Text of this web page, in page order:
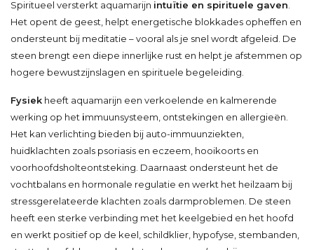
Spiritueel versterkt aquamarijn intuïtie en spirituele gaven
Het opent de geest, helpt energetische blokkades opheffen en
ondersteunt bij meditatie – vooral als je snel wordt afgeleid. De
steen brengt een diepe innerlijke rust en helpt je afstemmen op
hogere bewustzijnslagen en spirituele begeleiding.
Fysiek heeft aquamarijn een verkoelende en kalmerende
werking op het immuunsysteem, ontstekingen en allergieën.
Het kan verlichting bieden bij auto-immuunziekten,
huidklachten zoals psoriasis en eczeem, hooikoorts en
voorhoofdsholteontsteking. Daarnaast ondersteunt het de
vochtbalans en hormonale regulatie en werkt het heilzaam bij
stressgerelateerde klachten zoals darmproblemen. De steen
heeft een sterke verbinding met het keelgebied en het hoofd
en werkt positief op de keel, schildklier, hypofyse, stembanden,